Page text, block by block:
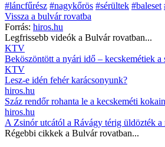
#láncfűrész #nagykőrös #sérültek #baleset
Vissza a bulvárrovatba
Forrás: hiros.hu
Legfrissebb videók a Bulvárrovatban...
KTV
Beköszöntött a nyári idő – kecskemétiek a
KTV
Lesz-e idén fehér karácsonyunk?
hiros.hu
Száz rendőr rohanta le a kecskeméti
hiros.hu
A Zsinór utcától a Rávágy térig üldözték
Régebbi cikkek a Bulvárrovatban...